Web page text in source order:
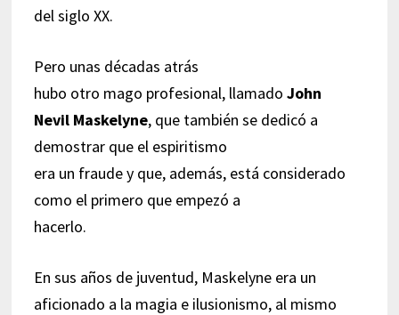
del siglo XX.
Pero unas décadas atrás
hubo otro mago profesional, llamado John
Nevil Maskelyne, que también se dedicó a
demostrar que el espiritismo
era un fraude y que, además, está considerado
como el primero que empezó a
hacerlo.
En sus años de juventud, Maskelyne era un
aficionado a la magia e ilusionismo, al mismo